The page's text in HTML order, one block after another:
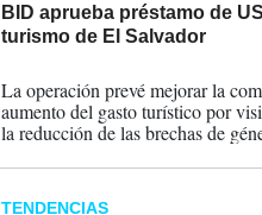
BID aprueba préstamo de
turismo de El Salvador
La operación prevé mejorar la
aumento del gasto turístico por
la reducción de las brechas de
TENDENCIAS